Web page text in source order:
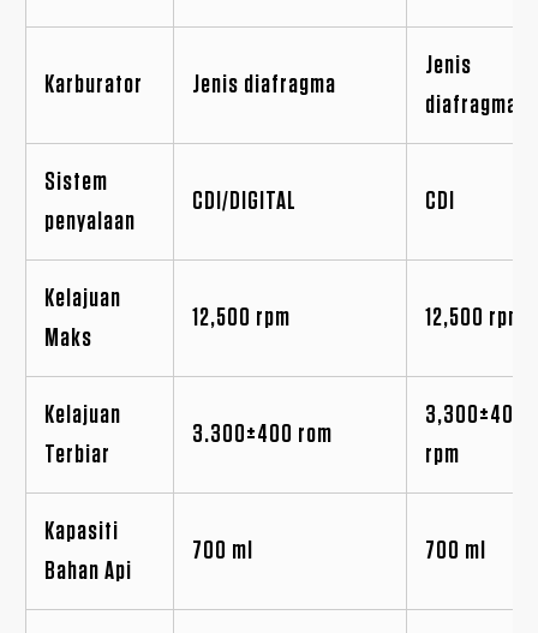
Karburator Jenis diafragma
Jenis
diafragma
Sistem
penyalaan
CDI/DIGITAL CDI
Kelajuan
Maks
12,500 rpm 12,500 rpm
Kelajuan
Terbiar
3.300±400 rom
3,300±400
rpm
Kapasiti
Bahan Api
700 ml 700 ml